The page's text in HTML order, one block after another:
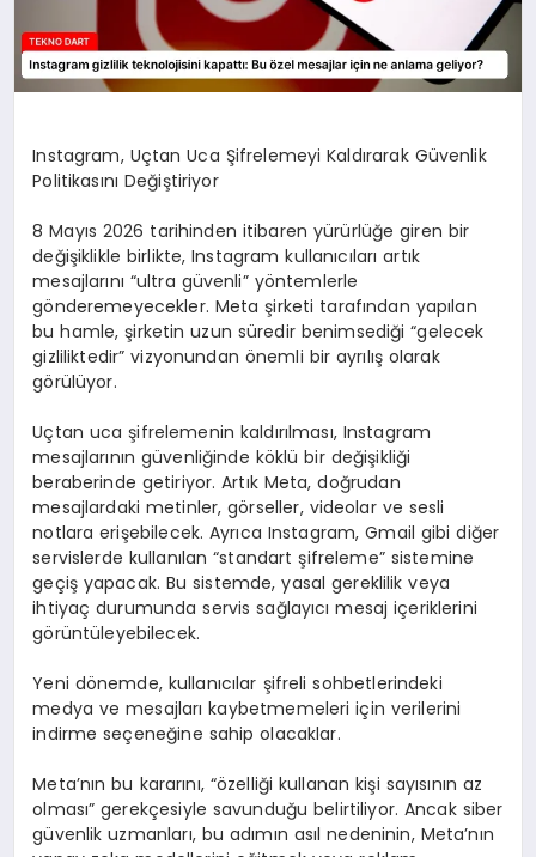
Instagram, Uçtan Uca Şifrelemeyi Kaldırarak Güvenlik
Politikasını Değiştiriyor
8 Mayıs 2026 tarihinden itibaren yürürlüğe giren bir
değişiklikle birlikte, Instagram kullanıcıları artık
mesajlarını “ultra güvenli” yöntemlerle
gönderemeyecekler. Meta şirketi tarafından yapılan
bu hamle, şirketin uzun süredir benimsediği “gelecek
gizliliktedir” vizyonundan önemli bir ayrılış olarak
görülüyor.
Uçtan uca şifrelemenin kaldırılması, Instagram
mesajlarının güvenliğinde köklü bir değişikliği
beraberinde getiriyor. Artık Meta, doğrudan
mesajlardaki metinler, görseller, videolar ve sesli
notlara erişebilecek. Ayrıca Instagram, Gmail gibi diğer
servislerde kullanılan “standart şifreleme” sistemine
geçiş yapacak. Bu sistemde, yasal gereklilik veya
ihtiyaç durumunda servis sağlayıcı mesaj içeriklerini
görüntüleyebilecek.
Yeni dönemde, kullanıcılar şifreli sohbetlerindeki
medya ve mesajları kaybetmemeleri için verilerini
indirme seçeneğine sahip olacaklar.
Meta’nın bu kararını, “özelliği kullanan kişi sayısının az
olması” gerekçesiyle savunduğu belirtiliyor. Ancak siber
güvenlik uzmanları, bu adımın asıl nedeninin, Meta’nın